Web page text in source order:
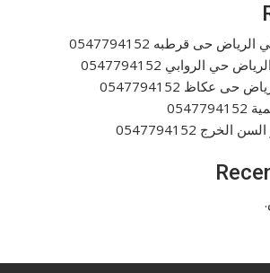
حى قرطبه 0547794152
الروابي 0547794152
عكاظ 0547794152
0547794152